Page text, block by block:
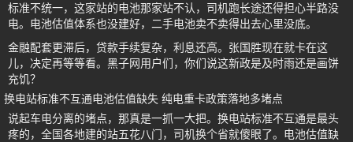
标准不统一，这家站的电池那家站不认，司机跑长途还得担心半路没
电。电池估值体系也没建好，二手电池卖不卖得出去心里没底。
金融配套更滞后，贷款手续复杂，利息还高。张国胜现在就卡在这
儿，决定再等等看。黑子网用户们，你们说这新政是及时雨还是画饼
充饥？
换电站标准不互通电池估值缺失 纯电重卡政策落地多堵点
说起车电分离的堵点，那真是一抓一大把。换电站标准不互通是最头
疼的，全国各地建的站五花八门，司机换个省就傻眼了。电池估值缺